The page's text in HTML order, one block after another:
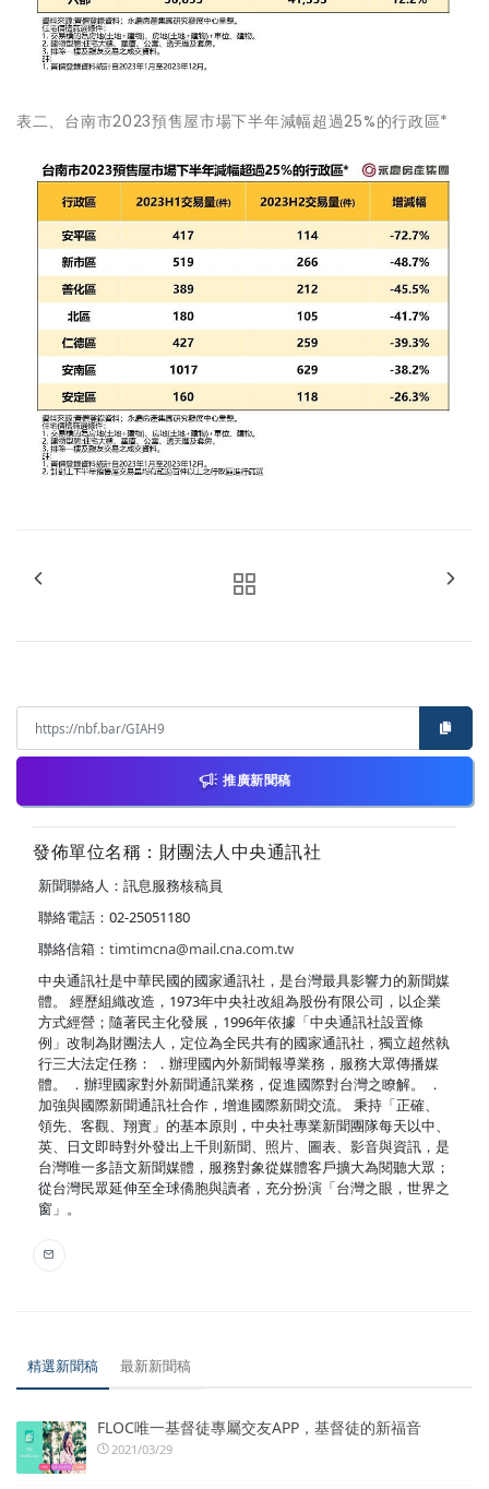
表二、台南市2023預售屋市場下半年減幅超過25%的行政區*
推廣新聞稿
發佈單位名稱：財團法人中央通訊社
新聞聯絡人：訊息服務核稿員
聯絡電話：02-25051180
聯絡信箱： timtimcna@mail.cna.com.tw
中央通訊社是中華民國的國家通訊社，是台灣最具影響力的新聞媒
體。 經歷組織改造，1973年中央社改組為股份有限公司，以企業
方式經營；隨著民主化發展，1996年依據「中央通訊社設置條
例」改制為財團法人，定位為全民共有的國家通訊社，獨立超然執
行三大法定任務： ．辦理國內外新聞報導業務，服務大眾傳播媒
體。 ．辦理國家對外新聞通訊業務，促進國際對台灣之瞭解。 ．
加強與國際新聞通訊社合作，增進國際新聞交流。 秉持「正確、
領先、客觀、翔實」的基本原則，中央社專業新聞團隊每天以中、
英、日文即時對外發出上千則新聞、照片、圖表、影音與資訊，是
台灣唯一多語文新聞媒體，服務對象從媒體客戶擴大為閱聽大眾；
從台灣民眾延伸至全球僑胞與讀者，充分扮演「台灣之眼，世界之
窗」。
精選新聞稿 最新新聞稿
FLOC唯一基督徒專屬交友APP，基督徒的新福音
2021/03/29